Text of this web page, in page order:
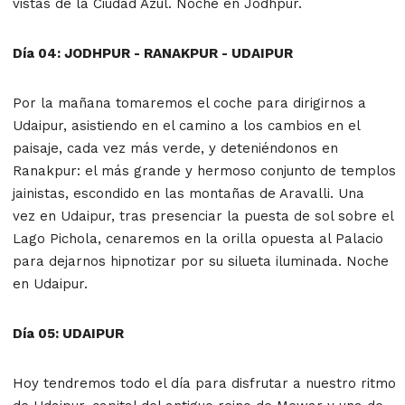
Día 04: JODHPUR - RANAKPUR - UDAIPUR
Por la mañana tomaremos el coche para dirigirnos a
Udaipur, asistiendo en el camino a los cambios en el
paisaje, cada vez más verde, y deteniéndonos en
Ranakpur: el más grande y hermoso conjunto de templos
jainistas, escondido en las montañas de Aravalli. Una
vez en Udaipur, tras presenciar la puesta de sol sobre el
Lago Pichola, cenaremos en la orilla opuesta al Palacio
para dejarnos hipnotizar por su silueta iluminada. Noche
en Udaipur.
Día 05: UDAIPUR
Hoy tendremos todo el día para disfrutar a nuestro ritmo